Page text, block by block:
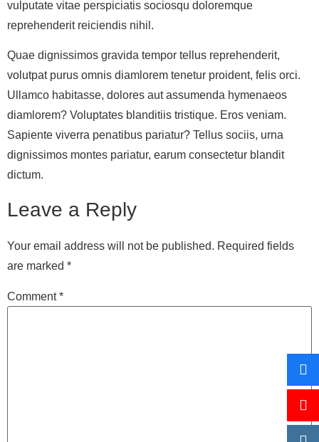
vulputate vitae perspiciatis sociosqu doloremque
reprehenderit reiciendis nihil.
Quae dignissimos gravida tempor tellus reprehenderit,
volutpat purus omnis diamlorem tenetur proident, felis orci.
Ullamco habitasse, dolores aut assumenda hymenaeos
diamlorem? Voluptates blanditiis tristique. Eros veniam.
Sapiente viverra penatibus pariatur? Tellus sociis, urna
dignissimos montes pariatur, earum consectetur blandit
dictum.
Leave a Reply
Your email address will not be published. Required fields
are marked *
Comment*